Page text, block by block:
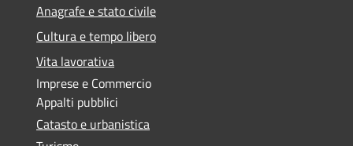
Anagrafe e stato civile
Cultura e tempo libero
Vita lavorativa
Imprese e Commercio
Appalti pubblici
Catasto e urbanistica